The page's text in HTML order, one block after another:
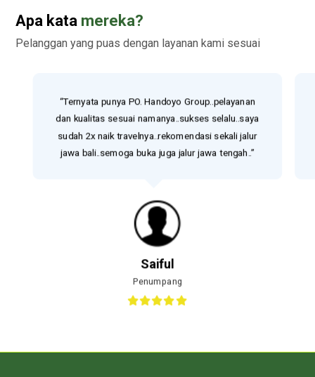
Apa kata mereka?
Pelanggan yang puas dengan layanan kami sesuai
“Ternyata punya PO. Handoyo Group..pelayanan
dan kualitas sesuai namanya..sukses selalu..saya
sudah 2x naik travelnya..rekomendasi sekali jalur
jawa bali..semoga buka juga jalur jawa tengah..”
Saiful
Penumpang